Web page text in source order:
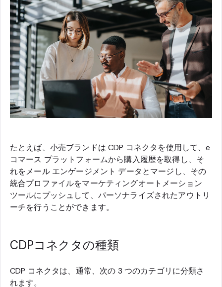
たとえば、小売ブランドは CDP コネクタを使用して、e
コマース プラットフォームから購入履歴を取得し、そ
れをメール エンゲージメント データとマージし、その
統合プロファイルをマーケティングオートメーション
ツールにプッシュして、パーソナライズされたアウトリ
ーチを行うことができます。
CDPコネクタの種類
CDP コネクタは、通常、次の 3 つのカテゴリに分類さ
れます。